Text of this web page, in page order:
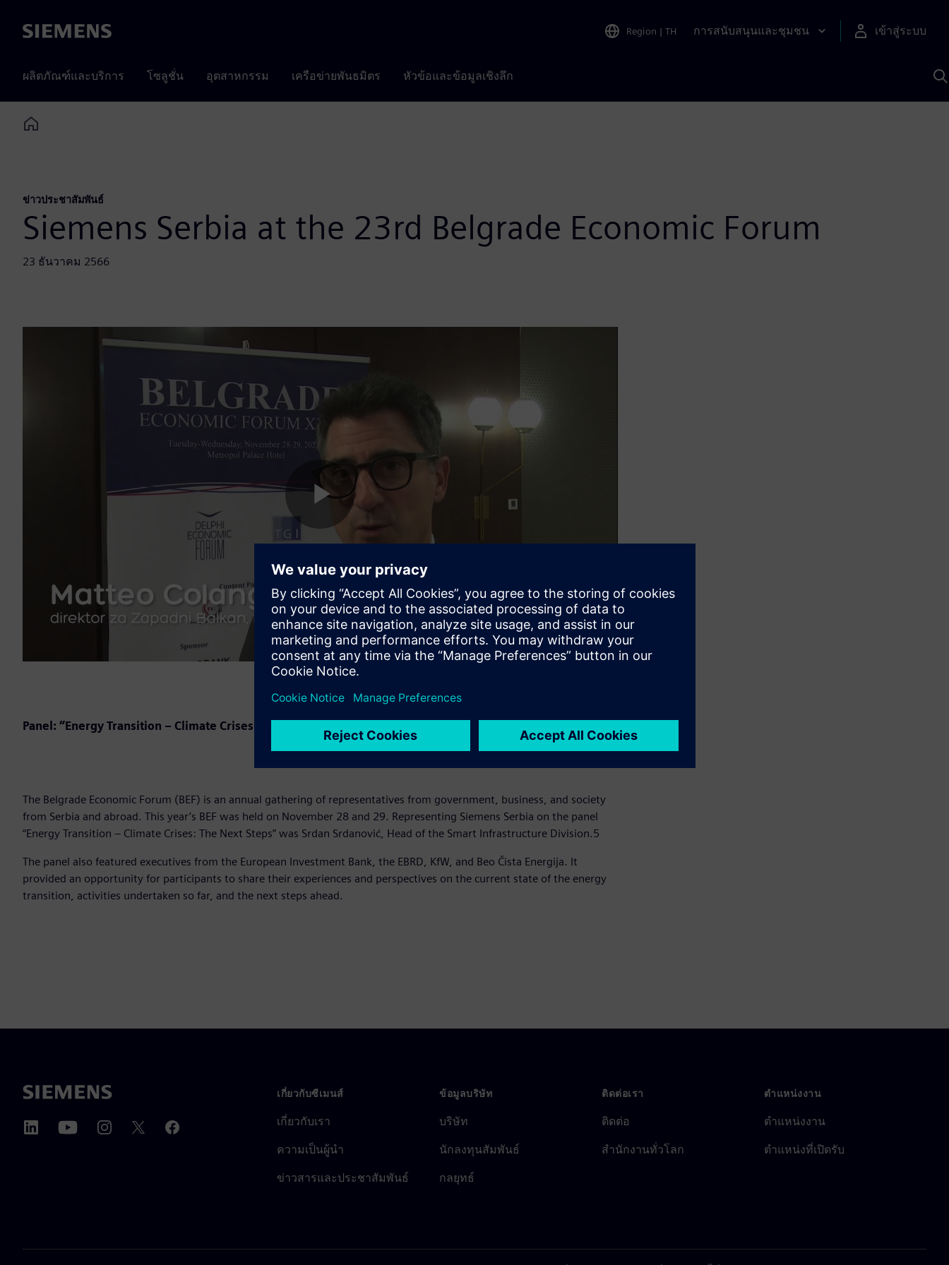
Siemens Region | TH การสนับสนุนและชุมชน เข้าสู่ระบบ
ผลิตภัณฑ์และบริการ โซลูชั่น อุตสาหกรรม เครือข่ายพันธมิตร หัวข้อและข้อมูลเชิงลึก
Home
ข่าวประชาสัมพันธ์
Siemens Serbia at the 23rd Belgrade Economic Forum
23 ธันวาคม 2566
Play
Video
Panel: “Energy Transition – Climate Crises: The Next Steps”
The Belgrade Economic Forum (BEF) is an annual gathering of representatives from government, business, and society
from Serbia and abroad. This year’s BEF was held on November 28 and 29. Representing Siemens Serbia on the panel
“Energy Transition – Climate Crises: The Next Steps” was Srdan Srdanović, Head of the Smart Infrastructure Division.5
The panel also featured executives from the European Investment Bank, the EBRD, KfW, and Beo Čista Energija. It
provided an opportunity for participants to share their experiences and perspectives on the current state of the energy
transition, activities undertaken so far, and the next steps ahead.
เกี่ยวกับซีเมนส์
เกี่ยวกับเรา
ความเป็นผู้นำ
ข่าวสารและประชาสัมพันธ์
ข้อมูลบริษัท
บริษัท
นักลงทุนสัมพันธ์
กลยุทธ์
ติดต่อเรา
ติดต่อ
สำนักงานทั่วโลก
ตำแหน่งงาน
ตำแหน่งงาน
ตำแหน่งที่เปิดรับ